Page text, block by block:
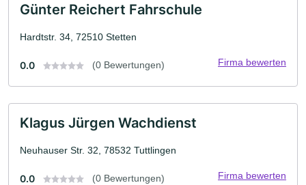
Günter Reichert Fahrschule
Hardtstr. 34, 72510 Stetten
0.0 (0 Bewertungen) Firma bewerten
Klagus Jürgen Wachdienst
Neuhauser Str. 32, 78532 Tuttlingen
0.0 (0 Bewertungen) Firma bewerten